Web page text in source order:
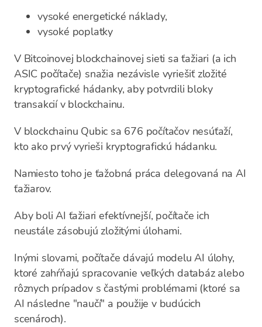
vysoké energetické náklady,
vysoké poplatky
V Bitcoinovej blockchainovej sieti sa ťažiari (a ich
ASIC počítače) snažia nezávisle vyriešiť zložité
kryptografické hádanky, aby potvrdili bloky
transakcií v blockchainu.
V blockchainu Qubic sa 676 počítačov nesúťaží,
kto ako prvý vyrieši kryptografickú hádanku.
Namiesto toho je ťažobná práca delegovaná na AI
ťažiarov.
Aby boli AI ťažiari efektívnejší, počítače ich
neustále zásobujú zložitými úlohami.
Inými slovami, počítače dávajú modelu AI úlohy,
ktoré zahŕňajú spracovanie veľkých databáz alebo
rôznych prípadov s častými problémami (ktoré sa
AI následne "naučí" a použije v budúcich
scenároch).